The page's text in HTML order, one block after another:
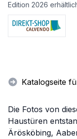
Edition 2026
Katalogseite
Die Fotos von
Haustüren
Ärösköbing,